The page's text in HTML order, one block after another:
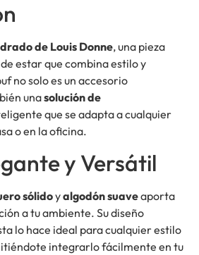
de Louis Donne, una pieza
estar que combina estilo y
no solo es un accesorio
unasolución de
que se adapta a cualquier
o en la oficina.
y Versátil
sólidoyalgodón suaveaporta
a tu ambiente. Su diseño
lo hace ideal para cualquier estilo
integrarlo fácilmente en tu